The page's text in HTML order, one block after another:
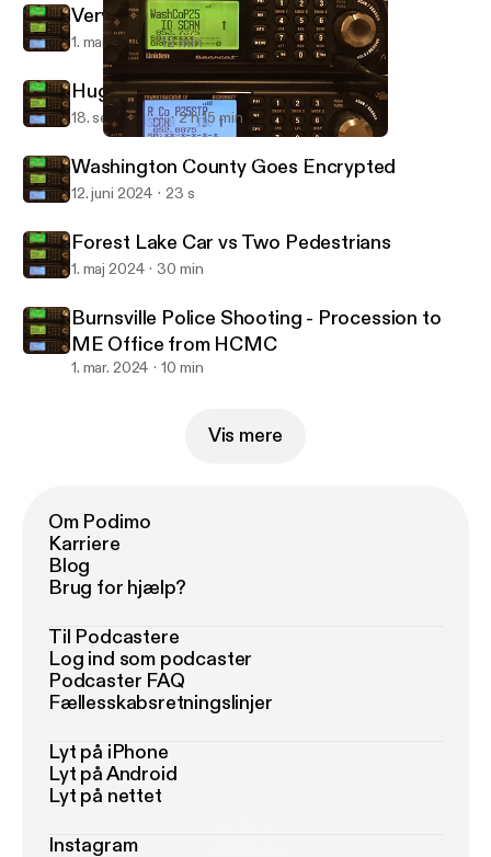
North East Twin Cities Scanner Recordings
Very High Speed Chase
1. mar. 2025 12 min
Hugo Manhunt
18. sept. 2024 2 h 15 min
Washington County Goes Encrypted
12. juni 2024 23 s
Forest Lake Car vs Two Pedestrians
1. maj 2024 30 min
Burnsville Police Shooting - Procession to
ME Office from HCMC
1. mar. 2024 10 min
Vis mere
Om Podimo
Karriere
Blog
Brug for hjælp?
Til Podcastere
Log ind som podcaster
Podcaster FAQ
Fællesskabsretningslinjer
Lyt på iPhone
Lyt på Android
Lyt på nettet
Instagram